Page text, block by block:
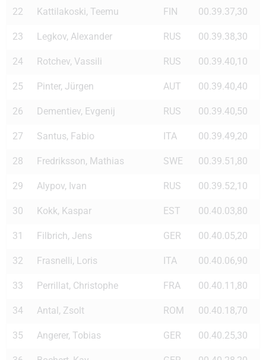
22 Kattilakoski, Teemu FIN 00.39.37,30
23 Legkov, Alexander RUS 00.39.38,30
24 Rotchev, Vassili RUS 00.39.40,10
25 Pinter, Jürgen AUT 00.39.40,40
26 Dementiev, Evgenij RUS 00.39.40,50
27 Santus, Fabio ITA 00.39.49,20
28 Fredriksson, Mathias SWE 00.39.51,80
29 Alypov, Ivan RUS 00.39.52,10
30 Kokk, Kaspar EST 00.40.03,80
31 Filbrich, Jens GER 00.40.05,20
32 Frasnelli, Loris ITA 00.40.06,90
33 Perrillat, Christophe FRA 00.40.11,80
34 Antal, Zsolt ROM 00.40.18,70
35 Angerer, Tobias GER 00.40.25,30